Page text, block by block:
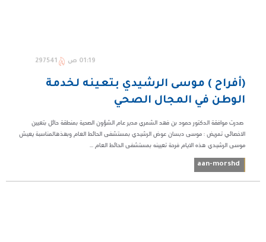
01:19 ص 297541
(أفراح ) موسى الرشيدي بتعينه لخدمة
الوطن في المجال الصحي
صدرت موافقة الدكتور حمود بن فهد الشمري مدير عام الشؤون الصحية بمنطقة حائل بتعيين
الاخصائي تمريض : موسى دبسان عوض الرشيدي بمستشفى الحائط العام وبهذهالمناسبة يعيش
موسى الرشيدي هذه الايام فرحة تعيينه بمستشفى الحائط العام ...
aan-morshd